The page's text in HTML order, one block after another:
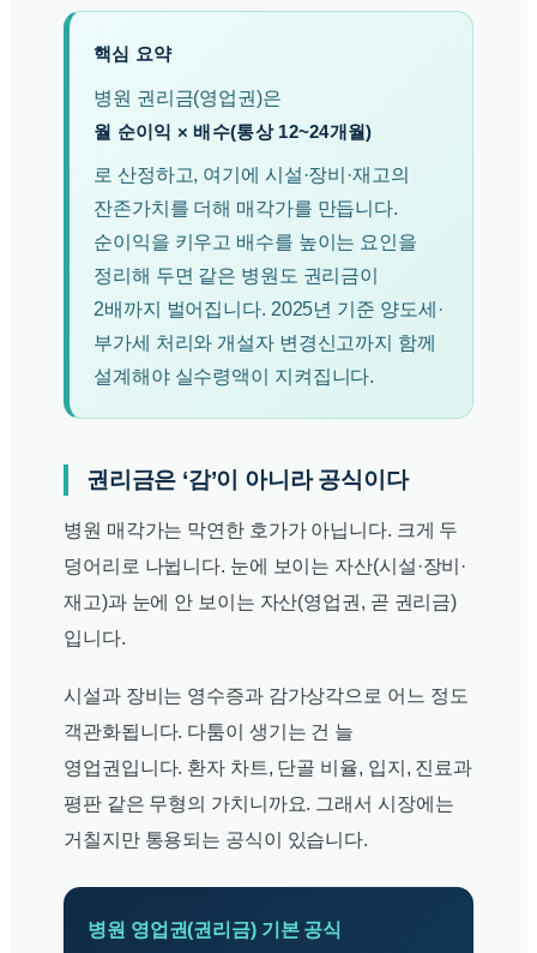
핵심 요약
병원 권리금(영업권)은
월 순이익 × 배수(통상 12~24개월)
로 산정하고, 여기에 시설·장비·재고의
잔존가치를 더해 매각가를 만듭니다.
순이익을 키우고 배수를 높이는 요인을
정리해 두면 같은 병원도 권리금이
2배까지 벌어집니다. 2025년 기준 양도세·
부가세 처리와 개설자 변경신고까지 함께
설계해야 실수령액이 지켜집니다.
권리금은 ‘감’이 아니라 공식이다
병원 매각가는 막연한 호가가 아닙니다. 크게 두
덩어리로 나뉩니다. 눈에 보이는 자산(시설·장비·
재고)과 눈에 안 보이는 자산(영업권, 곧 권리금)
입니다.
시설과 장비는 영수증과 감가상각으로 어느 정도
객관화됩니다. 다툼이 생기는 건 늘
영업권입니다. 환자 차트, 단골 비율, 입지, 진료과
평판 같은 무형의 가치니까요. 그래서 시장에는
거칠지만 통용되는 공식이 있습니다.
병원 영업권(권리금) 기본 공식